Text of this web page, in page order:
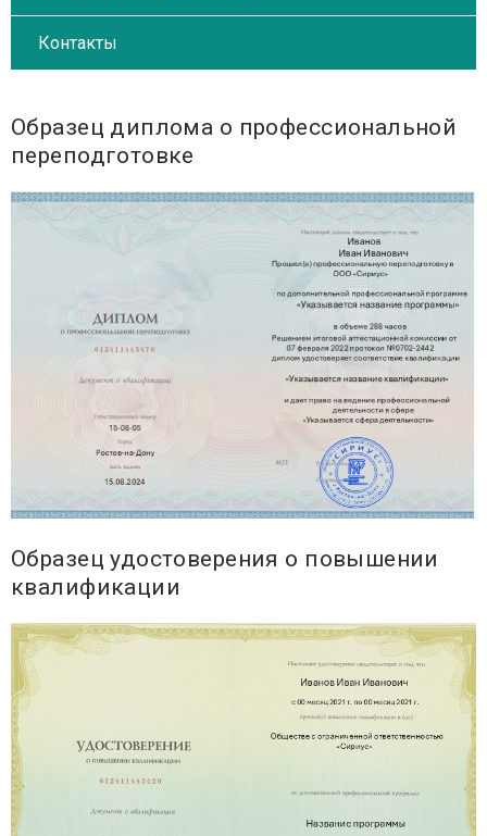
Контакты
Образец диплома о профессиональной
переподготовке
Образец удостоверения о повышении
квалификации